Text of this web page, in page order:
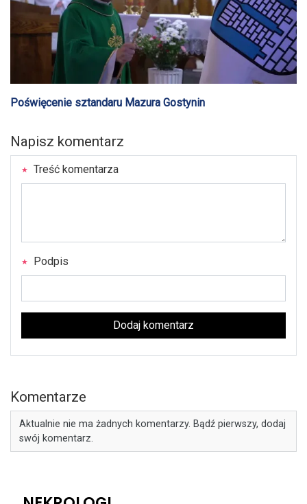
Poświęcenie sztandaru Mazura Gostynin
Napisz komentarz
Treść komentarza
Podpis
Dodaj komentarz
Komentarze
Aktualnie nie ma żadnych komentarzy. Bądź pierwszy, dodaj
swój komentarz.